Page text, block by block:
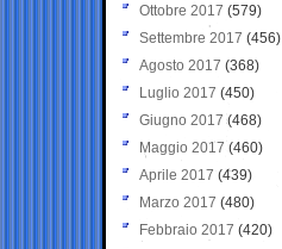
Ottobre 2017 (579)
Settembre 2017 (456)
Agosto 2017 (368)
Luglio 2017 (450)
Giugno 2017 (468)
Maggio 2017 (460)
Aprile 2017 (439)
Marzo 2017 (480)
Febbraio 2017 (420)